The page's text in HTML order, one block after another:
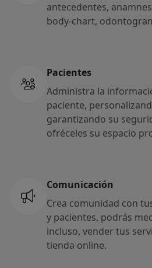
antecedentes,
body-chart,
Pacientes
Administra la
paciente,
garantizando su
ofréceles su espacio
Comunicación
Crea comunidad con
y pacientes, podrás
incluso, vender tus
tienda online.